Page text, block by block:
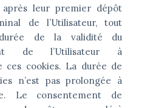
après leur premier dépôt
de l’Utilisateur, tout
de la validité du
de l’Utilisateur à
ces cookies. La durée de
n’est pas prolongée à
Le consentement de